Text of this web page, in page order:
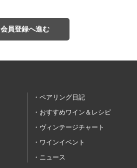
会員登録へ進む
ペアリング日記
おすすめワイン＆レシピ
ヴィンテージチャート
ワインイベント
ニュース